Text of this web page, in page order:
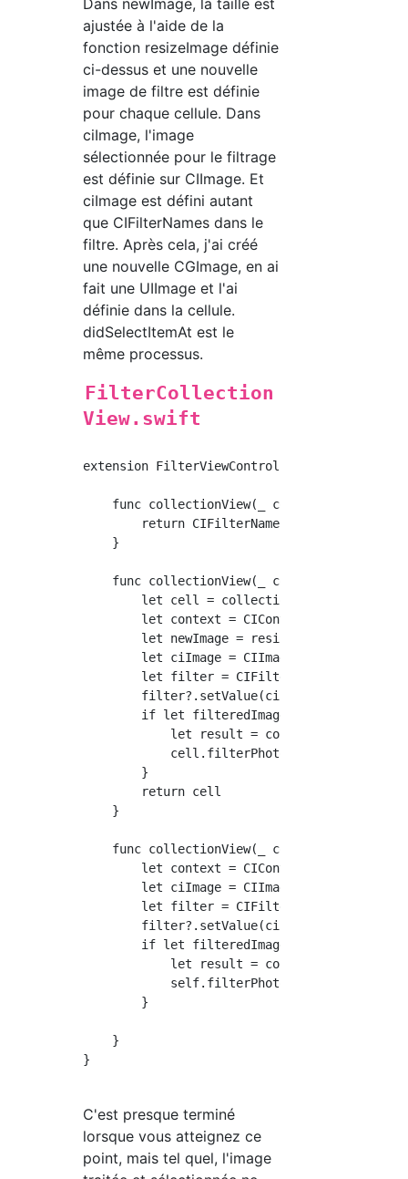
ajustée à l'aide de la
fonction resizeImage définie
ci-dessus et une nouvelle
image de filtre est définie
pour chaque cellule. Dans
ciImage, l'image
sélectionnée pour le filtrage
est définie sur CIImage. Et
ciImage est défini autant
que CIFilterNames dans le
filtre. Après cela, j'ai créé
une nouvelle CGImage, en ai
fait une UIImage et l'ai
définie dans la cellule.
didSelectItemAt est le
même processus.
FilterCollection
View.swift
extension FilterViewController:
func collectionView(_ collectionView:
        return CIFilterNames.count
    }
func collectionView(_ collectionView:
let cell =
let context = CIContext(options:
let newImage = resizeImage(image:
let ciImage = CIImage(image:
let filter = CIFilter(name:
filter?.setValue(ciImage, forKey:
if let filteredImage =
let result =
cell.filterPhoto.image =
        }
        return cell
    }
func collectionView(_ collectionView:
let context = CIContext(options:
let ciImage = CIImage(image:
let filter = CIFilter(name:
filter?.setValue(ciImage, forKey:
if let filteredImage =
let result =
self.filterPhoto.image =
        }
    }
}
C'est presque terminé
lorsque vous atteignez ce
point, mais tel quel, l'image